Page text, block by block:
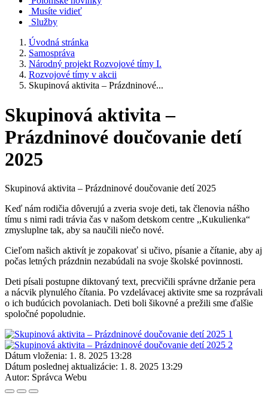
Musíte vidieť
Služby
Úvodná stránka
Samospráva
Národný projekt Rozvojové tímy I.
Rozvojové tímy v akcii
Skupinová aktivita – Prázdninové...
Skupinová aktivita –
Prázdninové doučovanie detí
2025
Skupinová aktivita – Prázdninové doučovanie detí 2025
Keď nám rodičia dôverujú a zveria svoje deti, tak členovia nášho
tímu s nimi radi trávia čas v našom detskom centre ,,Kukulienka“
zmysluplne tak, aby sa naučili niečo nové.
Cieľom našich aktivít je zopakovať si učivo, písanie a čítanie, aby aj
počas letných prázdnin nezabúdali na svoje školské povinnosti.
Deti písali postupne diktovaný text, precvičili správne držanie pera
a nácvik plynulého čítania. Po vzdelávacej aktivite sme sa rozprávali
o ich budúcich povolaniach. Deti boli šikovné a prežili sme ďalšie
spoločné popoludnie.
Dátum vloženia: 1. 8. 2025 13:28
Dátum poslednej aktualizácie: 1. 8. 2025 13:29
Autor: Správca Webu